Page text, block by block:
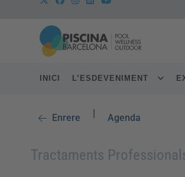
INICI L’ESDEVENIMENT
Enrere Agenda
Tractaments